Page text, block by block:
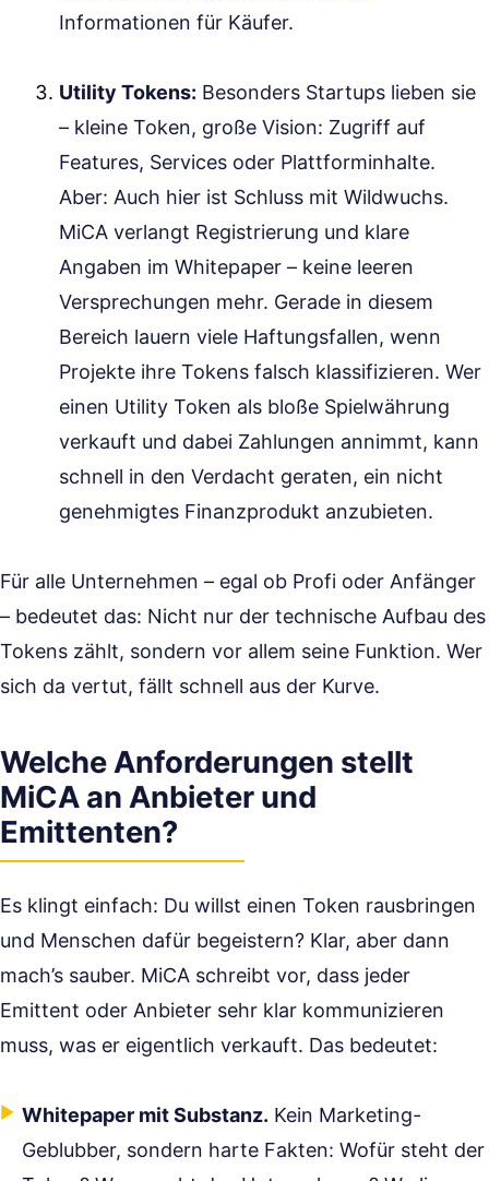
Informationen für Käufer.
Utility Tokens: Besonders Startups lieben sie
– kleine Token, große Vision: Zugriff auf
Features, Services oder Plattforminhalte.
Aber: Auch hier ist Schluss mit Wildwuchs.
MiCA verlangt Registrierung und klare
Angaben im Whitepaper – keine leeren
Versprechungen mehr. Gerade in diesem
Bereich lauern viele Haftungsfallen, wenn
Projekte ihre Tokens falsch klassifizieren. Wer
einen Utility Token als bloße Spielwährung
verkauft und dabei Zahlungen annimmt, kann
schnell in den Verdacht geraten, ein nicht
genehmigtes Finanzprodukt anzubieten.
Für alle Unternehmen – egal ob Profi oder Anfänger
– bedeutet das: Nicht nur der technische Aufbau des
Tokens zählt, sondern vor allem seine Funktion. Wer
sich da vertut, fällt schnell aus der Kurve.
Welche Anforderungen stellt
MiCA an Anbieter und
Emittenten?
Es klingt einfach: Du willst einen Token rausbringen
und Menschen dafür begeistern? Klar, aber dann
mach’s sauber. MiCA schreibt vor, dass jeder
Emittent oder Anbieter sehr klar kommunizieren
muss, was er eigentlich verkauft. Das bedeutet:
Whitepaper mit Substanz. Kein Marketing-
Geblubber, sondern harte Fakten: Wofür steht der